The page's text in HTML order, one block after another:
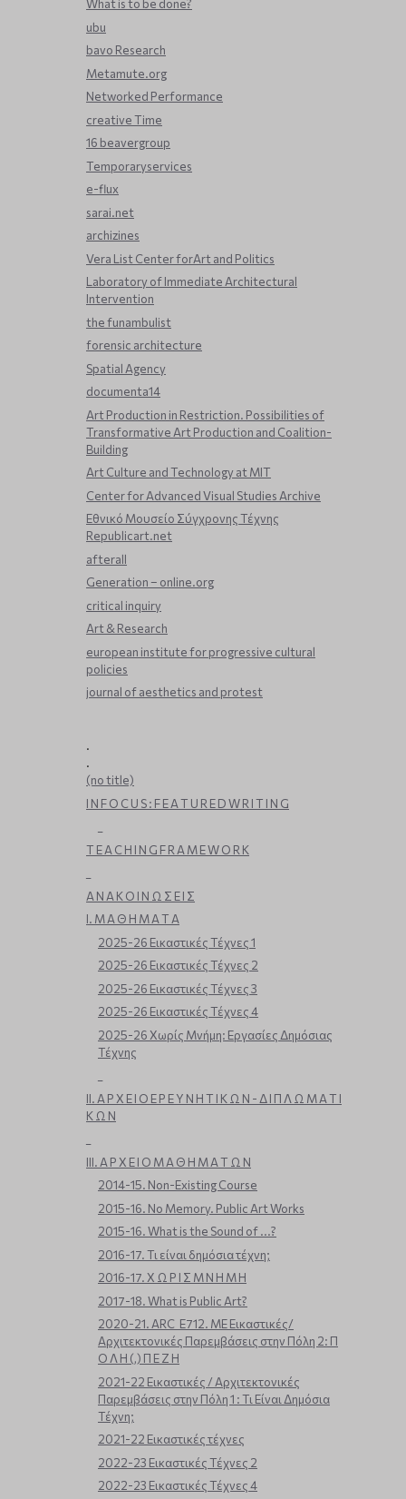
What is to be done?
ubu
bavo Research
Metamute.org
Networked Performance
creative Time
16 beavergroup
Temporaryservices
e-flux
sarai.net
archizines
Vera List Center forArt and Politics
Laboratory of Immediate Architectural
Intervention
the funambulist
forensic architecture
Spatial Agency
documenta14
Art Production in Restriction. Possibilities of
Transformative Art Production and Coalition-
Building
Art Culture and Technology at MIT
Center for Advanced Visual Studies Archive
Εθνικό Μουσείο Σύγχρονης Τέχνης
Republicart.net
afterall
Generation – online.org
critical inquiry
Art & Research
european institute for progressive cultural
policies
journal of aesthetics and protest
.
.
(no title)
I N F O C U S : F E A T U R E D W R I T I N G
T E A C H I N G F R A M E W O R K
Α Ν Α Κ Ο Ι Ν Ω Σ Ε Ι Σ
Ι. Μ Α Θ Η Μ Α Τ Α
2025-26 Εικαστικές Τέχνες 1
2025-26 Εικαστικές Τέχνες 2
2025-26 Εικαστικές Τέχνες 3
2025-26 Εικαστικές Τέχνες 4
2025-26 Χωρίς Μνήμη: Εργασίες Δημόσιας
Τέχνης
ΙΙ. Α Ρ Χ Ε Ι Ο Ε Ρ Ε Υ Ν Η Τ Ι Κ Ω Ν - Δ Ι Π Λ Ω Μ Α Τ Ι
Κ Ω Ν
ΙΙΙ. Α Ρ Χ Ε Ι Ο Μ Α Θ Η Μ Α Τ Ω Ν
2014-15. Non-Existing Course
2015-16. No Memory. Public Art Works
2015-16. What is the Sound of ...?
2016-17. Τι είναι δημόσια τέχνη;
2016-17. Χ Ω Ρ Ι Σ Μ Ν Η Μ Η
2017-18. What is Public Art?
2020-21. ARC_E712. ΜΕ Εικαστικές/
Αρχιτεκτονικές Παρεμβάσεις στην Πόλη 2: Π
Ο Λ Η (,) Π Ε Ζ Η
2021-22 Εικαστικές / Αρχιτεκτονικές
Παρεμβάσεις στην Πόλη 1 : Τι Είναι Δημόσια
Τέχνη;
2021-22 Εικαστικές τέχνες
2022-23 Εικαστικές Τέχνες 2
2022-23 Εικαστικές Τέχνες 4